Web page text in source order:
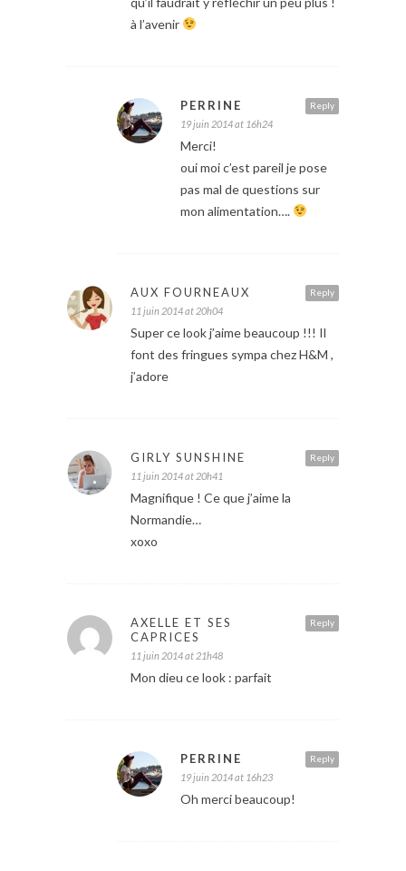
à l’avenir
Reply
PERRINE
19 juin 2014 at 16h24
Merci!
oui moi c’est pareil je pose
pas mal de questions sur
mon alimentation….
Reply
AUX FOURNEAUX
11 juin 2014 at 20h04
Super ce look j’aime beaucoup !!! Il
font des fringues sympa chez H&M ,
j’adore
Reply
GIRLY SUNSHINE
11 juin 2014 at 20h41
Magnifique ! Ce que j’aime la
Normandie…
xoxo
Reply
AXELLE ET SES
CAPRICES
11 juin 2014 at 21h48
Mon dieu ce look : parfait
Reply
PERRINE
19 juin 2014 at 16h23
Oh merci beaucoup!